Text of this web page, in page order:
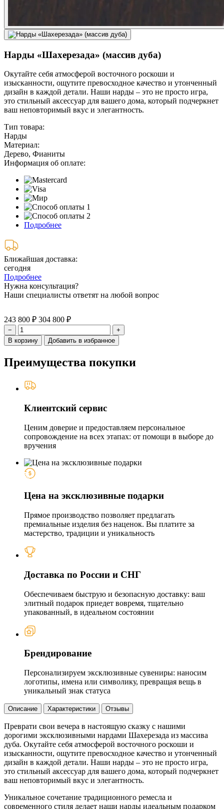
Нарды «Шахерезада» (массив дуба)
Окутайте себя атмосферой восточного роскоши и
изысканности, ощутите превосходное качество и утонченный
дизайн в каждой детали. Наши нарды – это не просто игра,
это стильный аксессуар для вашего дома, который подчеркнет
ваш неповторимый вкус и элегантность.
Тип товара:
Нарды
Материал:
Дерево, Фианиты
Информация об оплате:
Подробнее
Ближайшая доставка:
сегодня
Подробнее
Нужна консультация?
Наши специалисты ответят на любой вопрос
243 800 ₽ 304 800 ₽
−
+
В корзину
Добавить в избранное
Преимущества покупки
Клиентский сервис
Ценим доверие и предоставляем персональное
сопровождение на всех этапах: от помощи в выборе до
вручения
Цена на эксклюзивные подарки
Прямое производство позволяет предлагать
премиальные изделия без наценок. Вы платите за
мастерство, традиции и уникальность
Доставка по России и СНГ
Обеспечиваем быструю и безопасную доставку: ваш
элитный подарок приедет вовремя, тщательно
упакованный, в идеальном состоянии
Брендирование
Персонализируем эксклюзивные сувениры: наносим
логотипы, имена или символику, превращая вещь в
уникальный знак статуса
Описание Характеристики Отзывы
Преврати свои вечера в настоящую сказку с нашими
дорогими эксклюзивными нардами Шахерезада из массива
дуба. Окутайте себя атмосферой восточного роскоши и
изысканности, ощутите превосходное качество и утонченный
дизайн в каждой детали. Наши нарды – это не просто игра,
это стильный аксессуар для вашего дома, который подчеркнет
ваш неповторимый вкус и элегантность.
Уникальное сочетание традиционного ремесла и
современного стиля делает наши нарды идеальным подарком